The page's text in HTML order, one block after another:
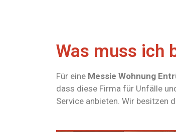
Was muss ich
Für eine Messie Wohnung
dass diese Firma für Unfälle
Service anbieten. Wir besitzen